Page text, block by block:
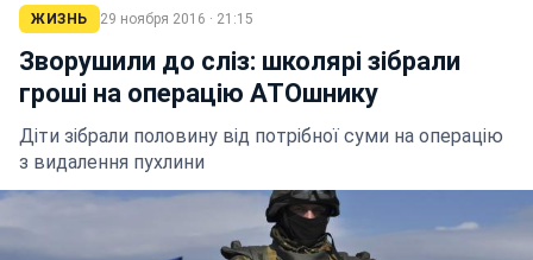
ЖИЗНЬ 29 ноября 2016 · 21:15
Зворушили до сліз: школярі зібрали
гроші на операцію АТОшнику
Діти зібрали половину від потрібної суми на операцію
з видалення пухлини